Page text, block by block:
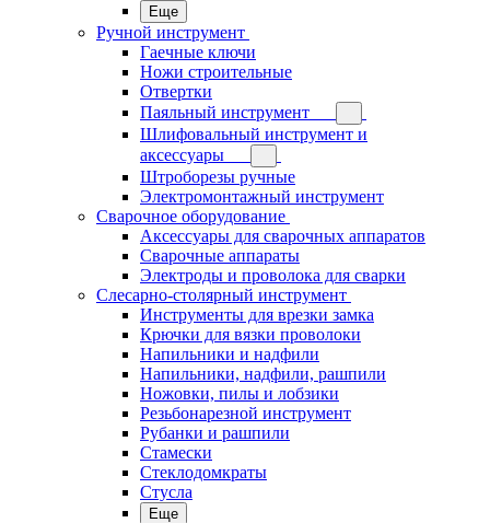
Еще
Ручной инструмент
Гаечные ключи
Ножи строительные
Отвертки
Паяльный инструмент
Шлифовальный инструмент и
аксессуары
Штроборезы ручные
Электромонтажный инструмент
Сварочное оборудование
Аксессуары для сварочных аппаратов
Сварочные аппараты
Электроды и проволока для сварки
Слесарно-столярный инструмент
Инструменты для врезки замка
Крючки для вязки проволоки
Напильники и надфили
Напильники, надфили, рашпили
Ножовки, пилы и лобзики
Резьбонарезной инструмент
Рубанки и рашпили
Стамески
Стеклодомкраты
Стусла
Еще